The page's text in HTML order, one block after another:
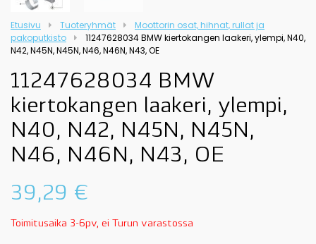
Etusivu Tuoteryhmät
Moottorin osat, hihnat, rullat ja
pakoputkisto
11247628034 BMW kiertokangen laakeri, ylempi, N40,
N42, N45N, N45N, N46, N46N, N43, OE
11247628034 BMW
kiertokangen laakeri, ylempi,
N40, N42, N45N, N45N,
N46, N46N, N43, OE
39,29 €
Toimitusaika 3-6pv, ei Turun varastossa